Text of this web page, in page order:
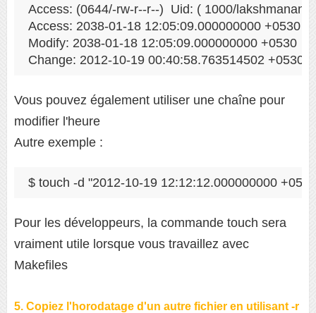
Access: (0644/-rw-r--r--)  Uid: ( 1000/lakshmanan)
Access: 2038-01-18 12:05:09.000000000 +0530
Modify: 2038-01-18 12:05:09.000000000 +0530
Change: 2012-10-19 00:40:58.763514502 +0530
Vous pouvez également utiliser une chaîne pour
modifier l'heure
Autre exemple :
$ touch -d "2012-10-19 12:12:12.000000000
Pour les développeurs, la commande touch sera
vraiment utile lorsque vous travaillez avec
Makefiles
5. Copiez l'horodatage d'un autre fichier en utilisant -r